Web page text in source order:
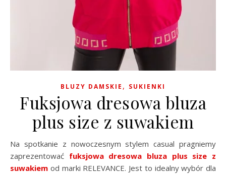
BLUZY DAMSKIE , SUKIENKI
Fuksjowa dresowa bluza
plus size z suwakiem
Na spotkanie z nowoczesnym stylem casual pragniemy
zaprezentować fuksjowa dresowa bluza plus size z
suwakiem od marki RELEVANCE. Jest to idealny wybór dla